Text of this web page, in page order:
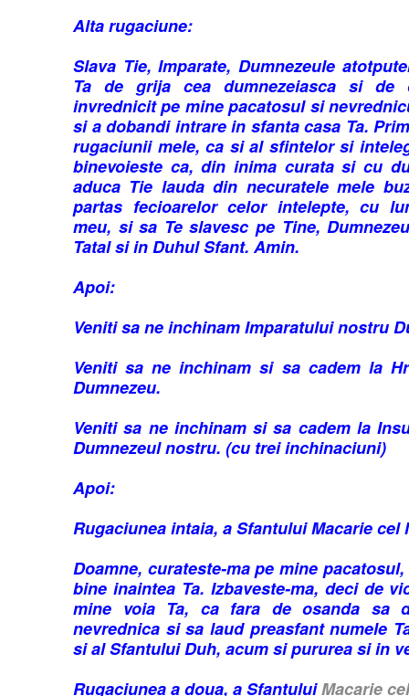
Alta rugaciune:
Slava Tie, Imparate, Dumnezeule
Ta de grija cea dumnezeiasca si de
invrednicit pe mine pacatosul si
si a dobandi intrare in sfanta casa Ta.
rugaciunii mele, ca si al sfintelor si
binevoieste ca, din inima curata si cu
aduca Tie lauda din necuratele mele
partas fecioarelor celor intelepte, cu
meu, si sa Te slavesc pe Tine,
Tatal si in Duhul Sfant. Amin.
Apoi:
Veniti sa ne inchinam Imparatului nostru
Veniti sa ne inchinam si sa cadem la
Dumnezeu.
Veniti sa ne inchinam si sa cadem la
Dumnezeul nostru. (cu trei inchinaciuni)
Apoi:
Rugaciunea intaia, a Sfantului Macarie cel
Doamne, curateste-ma pe mine
bine inaintea Ta. Izbaveste-ma, deci de
mine voia Ta, ca fara de osanda sa
nevrednica si sa laud preasfant numele
si al Sfantului Duh, acum si pururea si in
Rugaciunea a doua, a SfantuluiMacarie